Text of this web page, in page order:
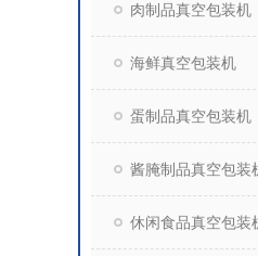
肉制品真空包装机
海鲜真空包装机
蛋制品真空包装机
酱腌制品真空包装
休闲食品真空包装